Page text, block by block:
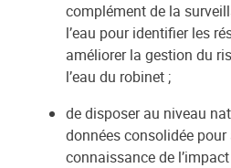
complément de la
l’eau pour identifier les
améliorer la gestion du
l’eau du robinet ;
de disposer au niveau
données consolidée
connaissance de